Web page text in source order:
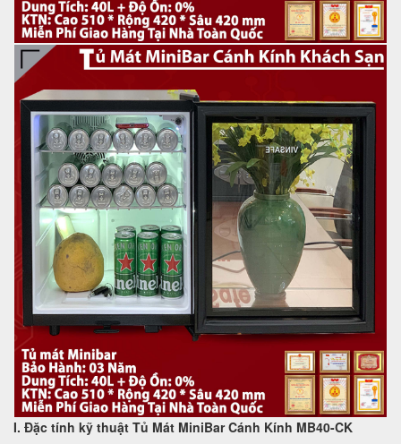
I. Đặc tính kỹ thuật Tủ Mát MiniBar Cánh Kính MB40-CK